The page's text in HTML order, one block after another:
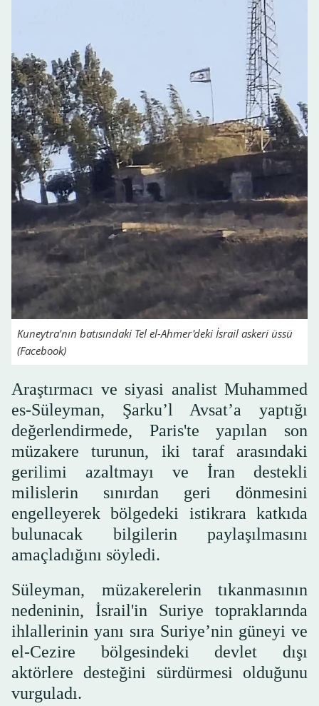
Kuneytra'nın batısındaki Tel el-Ahmer'deki İsrail askeri üssü
(Facebook)
Araştırmacı ve siyasi analist Muhammed
es-Süleyman, Şarku’l Avsat’a yaptığı
değerlendirmede, Paris'te yapılan son
müzakere turunun, iki taraf arasındaki
gerilimi azaltmayı ve İran destekli
milislerin sınırdan geri dönmesini
engelleyerek bölgedeki istikrara katkıda
bulunacak bilgilerin paylaşılmasını
amaçladığını söyledi.
Süleyman, müzakerelerin tıkanmasının
nedeninin, İsrail'in Suriye topraklarında
ihlallerinin yanı sıra Suriye’nin güneyi ve
el-Cezire bölgesindeki devlet dışı
aktörlere desteğini sürdürmesi olduğunu
vurguladı.